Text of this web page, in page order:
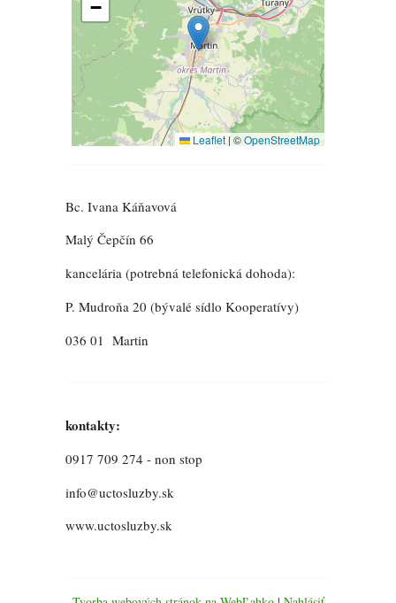
Bc. Ivana Káňavová
Malý Čepčín 66
kancelária (potrebná telefonická dohoda):
P. Mudroňa 20 (bývalé sídlo Kooperatívy)
036 01 Martin
kontakty:
0917 709 274 - non stop
info@uctosluzby.sk
www.uctosluzby.sk